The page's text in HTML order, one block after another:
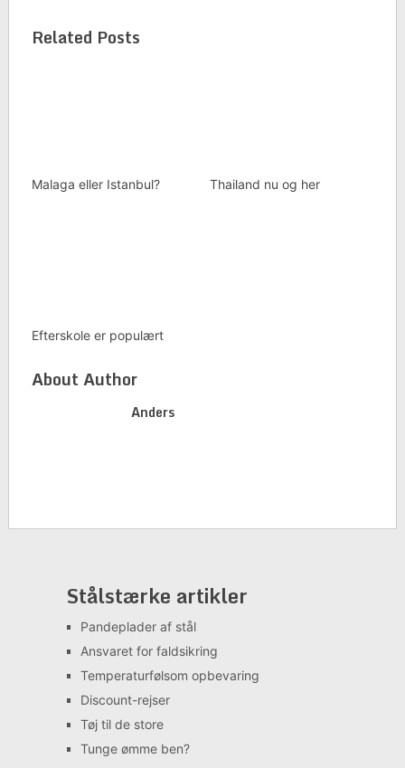
Related Posts
Malaga eller Istanbul? Thailand nu og her
Efterskole er populært
About Author
Anders
Stålstærke artikler
Pandeplader af stål
Ansvaret for faldsikring
Temperaturfølsom opbevaring
Discount-rejser
Tøj til de store
Tunge ømme ben?